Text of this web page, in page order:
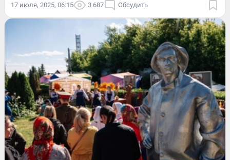
17 июля, 2025, 06:15 3 687 Обсудить